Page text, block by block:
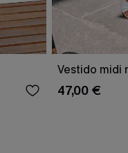
Vestido midi
47,00 €